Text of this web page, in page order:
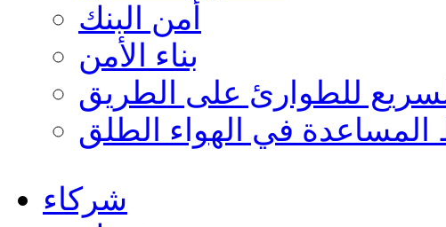
أمن البنك
بناء الأمن
للطوارئ على الطريق
في الهواء الطلق
شركاء